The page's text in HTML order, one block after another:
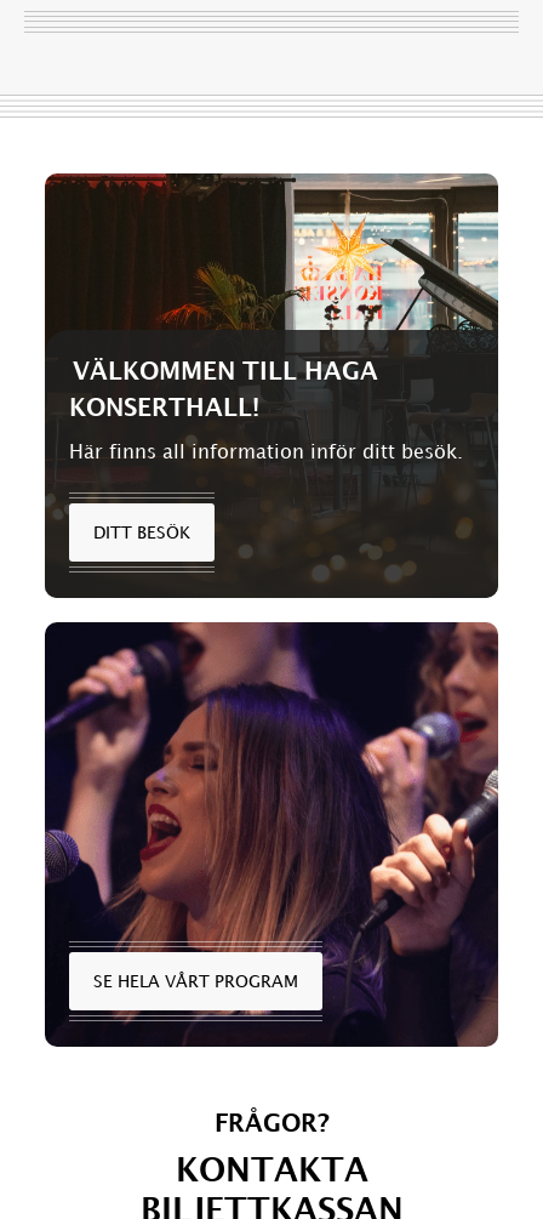
VÄLKOMMEN TILL HAGA
KONSERTHALL!
Här finns all information inför ditt besök.
DITT BESÖK
SE HELA VÅRT PROGRAM
FRÅGOR?
KONTAKTA
BILJETTKASSAN